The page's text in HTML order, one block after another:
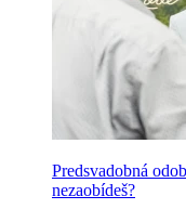
Predsvadobná
nezaobídeš?